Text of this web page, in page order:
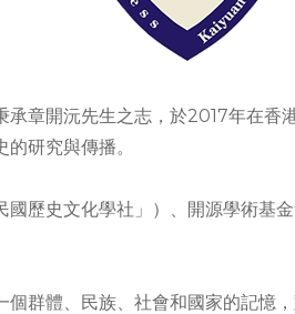
承章開沅先生之志，於2017年在香
研究與傳播。
國歷史文化學社」）、開源學術基
個群體、民族、社會和國家的記憶